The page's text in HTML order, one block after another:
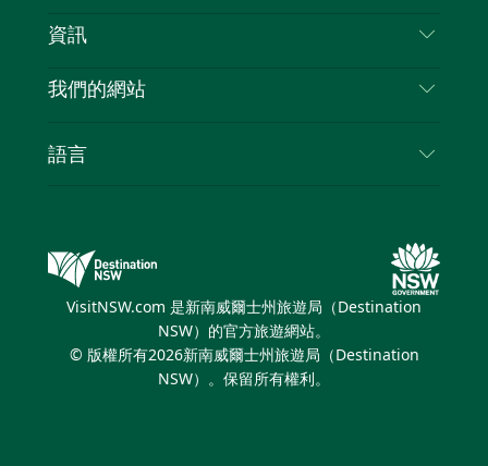
隱私
Cookie 通知
目的地
新南威爾斯州公路旅行
活動
資訊
旅行資訊
新南威爾斯的商業
我們的網站
新南威爾士州旅遊局（Destination NSW）媒體中
繽紛悉尼燈光音樂節
語言
VisitNSW.com 是新南威爾士州旅遊局（Destination
NSW）的官方旅遊網站。
© 版權所有2026新南威爾士州旅遊局（Destination
NSW）。保留所有權利。